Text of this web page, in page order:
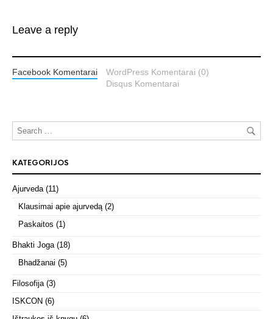
Leave a reply
Facebook Komentarai
WordPress Komentarai (0)
Disqus Komentarai
KATEGORIJOS
Ajurveda (11)
Klausimai apie ajurvedą (2)
Paskaitos (1)
Bhakti Joga (18)
Bhadžanai (5)
Filosofija (3)
ISKCON (6)